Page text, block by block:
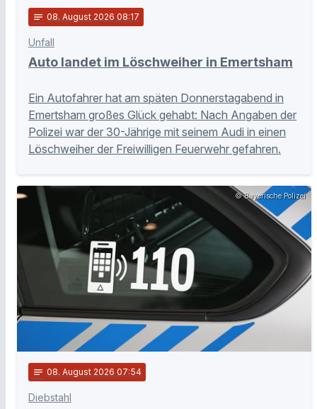
notes 08. August 2026 08:17
Unfall
Auto landet im Löschweiher in Emertsham
Ein Autofahrer hat am späten Donnerstagabend in
Emertsham großes Glück gehabt: Nach Angaben der
Polizei war der 30-Jährige mit seinem Audi in einen
Löschweiher der Freiwilligen Feuerwehr gefahren.
© Bayerische Polizei
notes 08. August 2026 07:54
Diebstahl